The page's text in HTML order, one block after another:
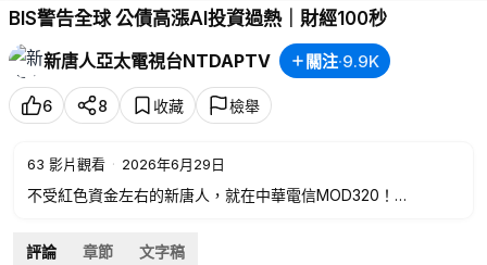
BIS警告全球 公債高漲AI投資過熱｜財經100秒
新唐人亞太電視台NTDAPTV
關注·9.9K
6 8 收藏 檢舉
63 影片觀看 · 2026年6月29日
不受紅色資金左右的新唐人，就在中華電信MOD320！
📍歡迎訂閱電子報➡️https://ntdfriends.com.tw/newsletter
評論 章節 文字稿